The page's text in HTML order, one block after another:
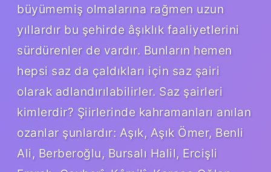
büyümemiş olmalarına rağmen uzun
yıllardır bu şehirde âşıklık faaliyetlerini
sürdürenler de vardır. Bunların hemen
hepsi saz da çaldıkları için saz şairi
olarak adlandırılabilirler. Saz şairleri
kimlerdir? Şiirlerinde kahramanları anılan
ozanlar şunlardır: Aşık, Aşık Ömer, Benli
Ali, Berberoğlu, Bursalı Halil, Ercişli